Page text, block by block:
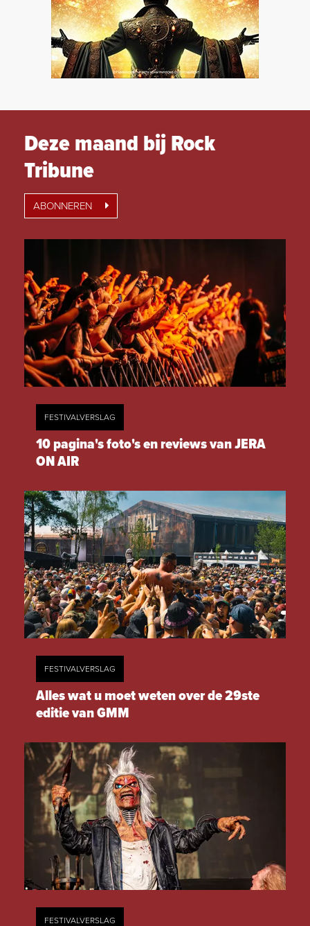
Deze maand bij Rock
Tribune
ABONNEREN
FESTIVALVERSLAG
10 pagina's foto's en reviews van JERA
ON AIR
FESTIVALVERSLAG
Alles wat u moet weten over de 29ste
editie van GMM
FESTIVALVERSLAG